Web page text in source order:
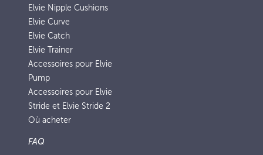
Elvie Nipple Cushions
Elvie Curve
Elvie Catch
Elvie Trainer
Accessoires pour Elvie
Pump
Accessoires pour Elvie
Stride et Elvie Stride 2
Où acheter
FAQ